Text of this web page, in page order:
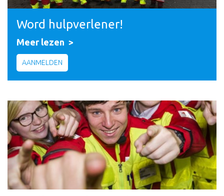
Word hulpverlener!
Meer lezen
AANMELDEN